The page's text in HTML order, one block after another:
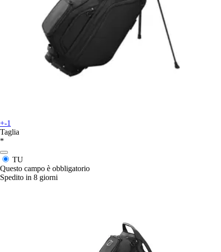
+-1
Taglia
*
TU
Questo campo è obbligatorio
Spedito in 8 giorni